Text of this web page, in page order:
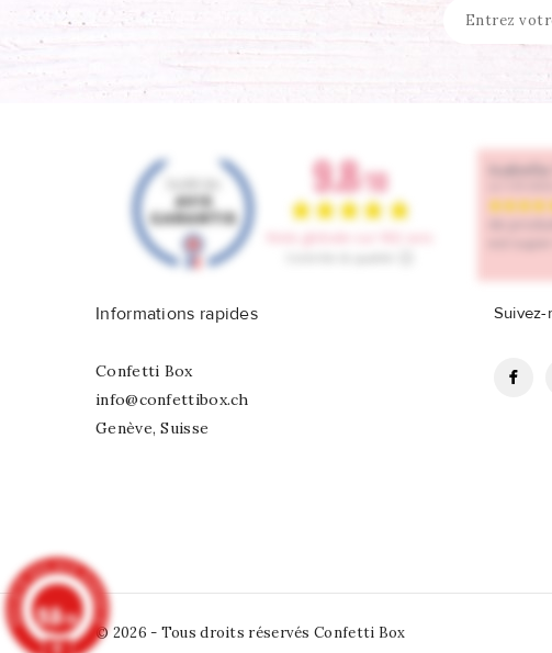
Informations rapides
Confetti Box
info@confettibox.ch
Genève, Suisse
© 2026 - Tous droits réservés Confetti Box
9.8/10
902 avis